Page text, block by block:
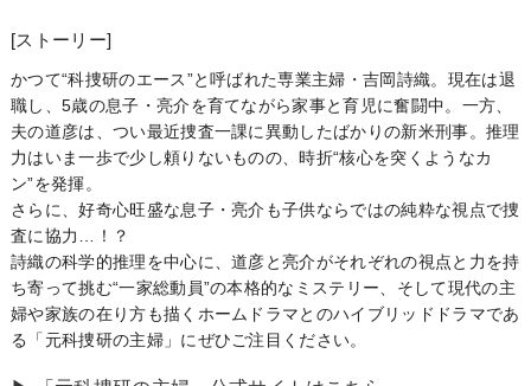
[ストーリー]
かつて“科捜研のエース”と呼ばれた専業主婦・吉岡詩織。現在は退
職し、5歳の息子・亮介を育てながら家事と育児に奮闘中。一方、
夫の道彦は、つい最近捜査一課に異動したばかりの新米刑事。推理
力はいま一歩で少し頼りないものの、時折“核心を突くようなカ
ン”を発揮。
さらに、好奇心旺盛な息子・亮介も子供ならではの純粋な視点で捜
査に協力…！？
詩織の科学的推理を中心に、道彦と亮介がそれぞれの視点と力を持
ち寄って挑む“一家総動員”の本格的なミステリー、そして現代の主
婦や家族の在り方も描くホームドラマとのハイブリッドドラマであ
る「元科捜研の主婦」にぜひご注目ください。